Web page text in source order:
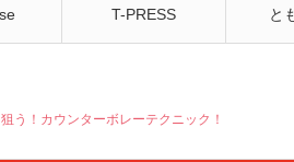
T-PRESS と
う！カウンターボレーテクニック！